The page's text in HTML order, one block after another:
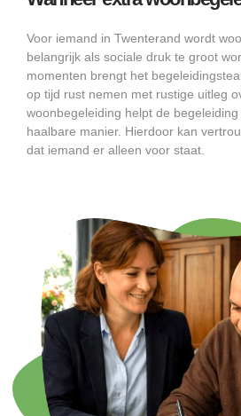
Voor iemand in Twenterand wordt
belangrijk als sociale druk te groot
momenten brengt het
op tijd rust nemen met rustige uitleg
woonbegeleiding helpt de
haalbare manier. Hierdoor kan
dat iemand er alleen voor staat.